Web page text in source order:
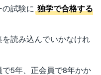
試験に 独学で合格する
読み込んでいかなけれ
5年、正会員で8年かか